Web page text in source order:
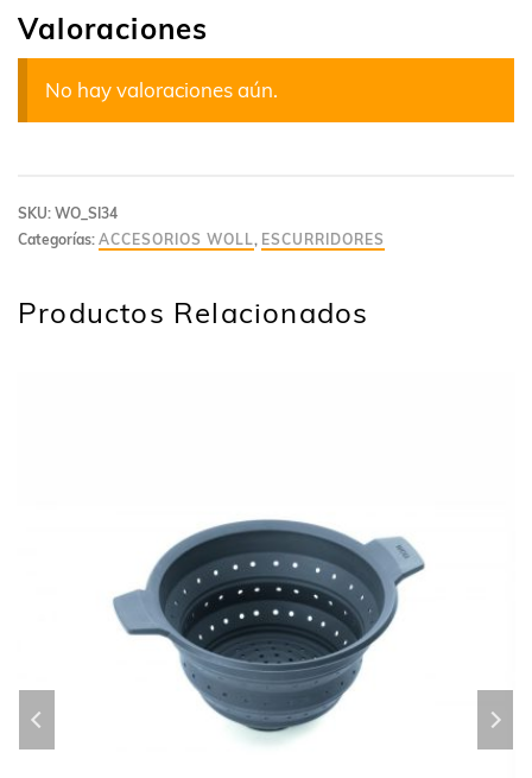
Valoraciones
No hay valoraciones aún.
SKU: WO_SI34
Categorías: ACCESORIOS WOLL, ESCURRIDORES
Productos Relacionados